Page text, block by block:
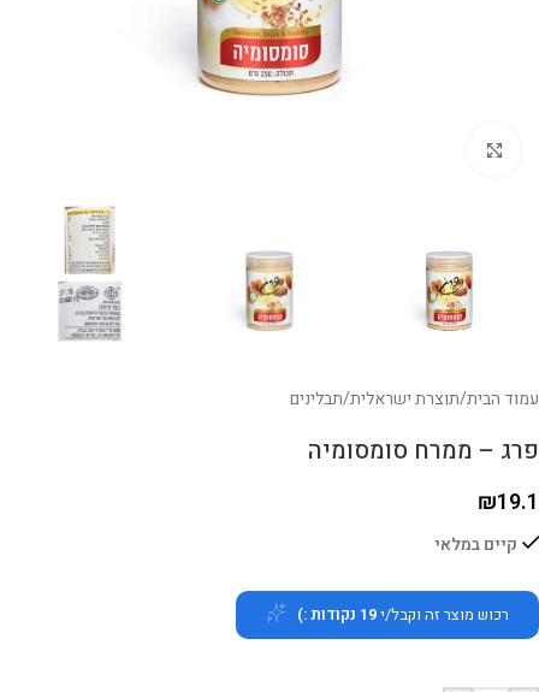
עמוד הבית/תוצרת ישראלית/תבלינים
פרג – ממרח סומסומיה
₪19.1
קיים במלאי
רכוש מוצר זה וקבל/י19 נקודות :)